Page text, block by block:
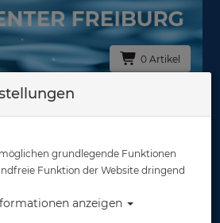
0 Artikel
Zurück
grundlegende Funktionen
Funktion der Website dringend
anzeigen